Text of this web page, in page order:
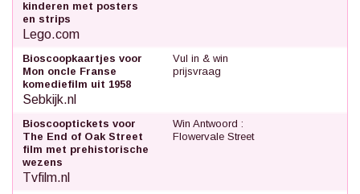
kinderen met posters
en strips
Lego.com
Bioscoopkaartjes voor
Mon oncle Franse
komediefilm uit 1958
Sebkijk.nl
Vul in & win
prijsvraag
Bioscooptickets voor
The End of Oak Street
film met prehistorische
wezens
Tvfilm.nl
Win Antwoord :
Flowervale Street